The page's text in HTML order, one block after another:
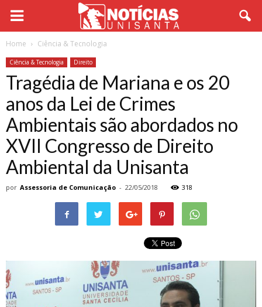
Home Ciência & Tecnologia
Ciência & Tecnologia Direito
Tragédia de Mariana e os 20
anos da Lei de Crimes
Ambientais são abordados no
XVII Congresso de Direito
Ambiental da Unisanta
por Assessoria de Comunicação - 22/05/2018 318